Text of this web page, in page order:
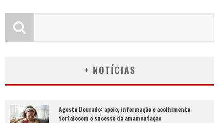
+ NOTÍCIAS
Agosto Dourado: apoio, informação e acolhimento
fortalecem o sucesso da amamentação